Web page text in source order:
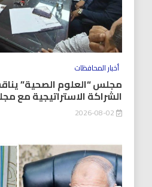
أخبار المحافظات
مجلس “العلوم الصحية”
الشراكة الاستراتيجية مع